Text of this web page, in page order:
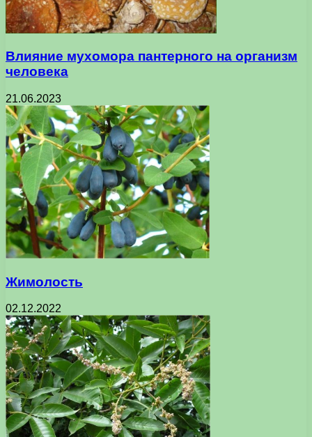
Влияние мухомора пантерного на организм
человека
21.06.2023
Жимолость
02.12.2022